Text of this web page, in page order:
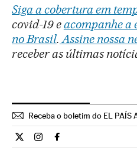
Siga a cobertura em
covid-19 eacompanhe a
no Brasil. Assine nossa
receber as últimas
Receba o boletim do EL PAÍS
Internacional El País Brasil
Internacional El País
Internacional El